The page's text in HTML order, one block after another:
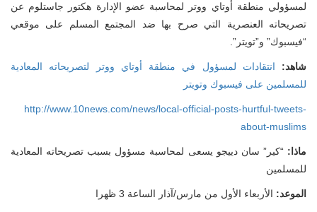
لمسؤولي منطقة أوتاي ووتر لمحاسبة عضو الإدارة هكتور جاستلوم عن
تصريحاته العنصرية التي صرح بها ضد المجتمع المسلم على موقعي
“فيسبوك” و”تويتر”.
شاهد: انتقادات لمسؤول في منطقة أوتاي ووتر لتصريحاته المعادية
للمسلمين على فيسبوك وتويتر
http://www.10news.com/news/local-official-posts-hurtful-tweets-
about-muslims
ماذا:“كير” سان دييجو يسعى لمحاسبة مسؤول بسبب تصريحاته المعادية
للمسلمين
الموعد:الأربعاء الأول من مارس/آذار الساعة 3 ظهرا